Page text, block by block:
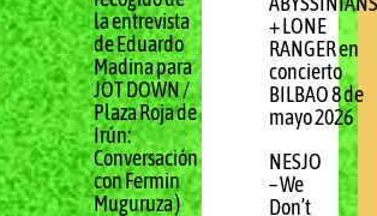
la entrevista
de Eduardo
Madina para
JOT DOWN /
Plaza Roja de
Irún:
Conversación
con Fermin
Muguruza )
+ LONE
RANGER en
concierto
BILBAO 8 de
mayo 2026
NESJO
– We
Don’t